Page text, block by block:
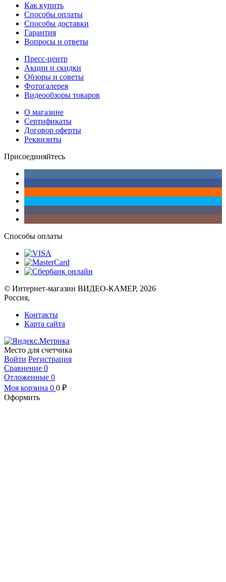
Как купить
Способы оплаты
Способы доставки
Гарантия
Вопросы и ответы
Пресс-центр
Акции и скидки
Обзоры и советы
Фотогалерея
Видеообзоры товаров
О магазине
Сертификаты
Договор оферты
Реквизиты
Присоединяйтесь
Способы оплаты
© Интернет-магазин ВИДЕО-КАМЕР, 2026
Россия,
Контакты
Карта сайта
Место для счетчика
Войти Регистрация
Сравнение 0
Отложенные 0
Моя корзина 0 0 ₽
Оформить